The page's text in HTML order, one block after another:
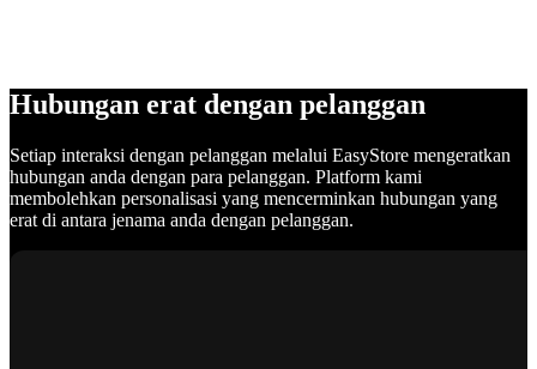
Hubungan erat dengan pelanggan
Setiap interaksi dengan pelanggan melalui EasyStore mengeratkan
hubungan anda dengan para pelanggan. Platform kami
membolehkan personalisasi yang mencerminkan hubungan yang
erat di antara jenama anda dengan pelanggan.